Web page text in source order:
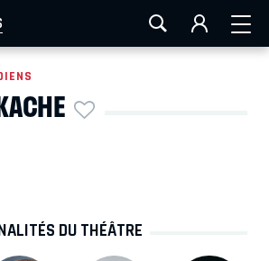
LA ROCHELLE
DU THÉÂTRE